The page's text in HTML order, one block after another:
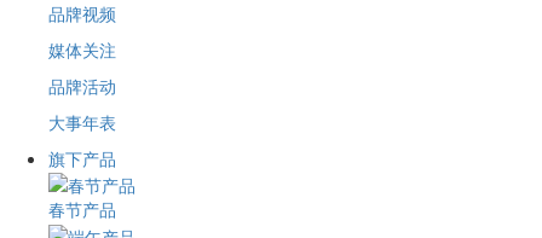
品牌视频
媒体关注
品牌活动
大事年表
旗下产品
春节产品